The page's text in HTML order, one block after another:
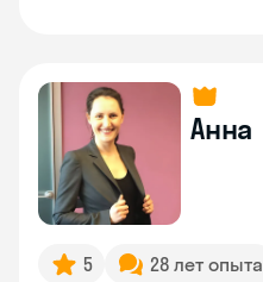
Анна
5 28 лет опыта